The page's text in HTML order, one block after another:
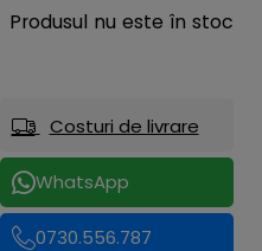
Produsul nu este în stoc
Costuri de livrare
WhatsApp
0730.556.787